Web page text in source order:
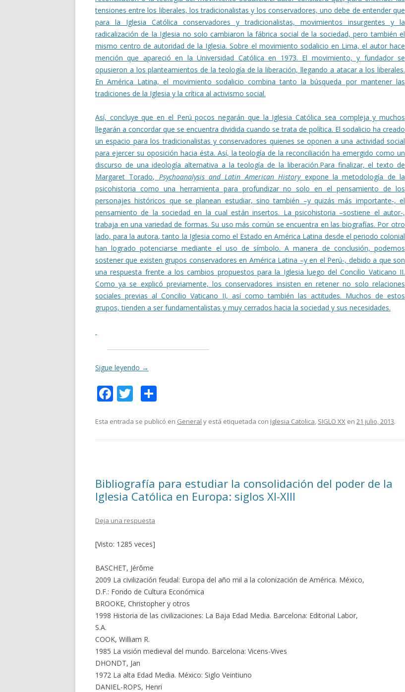
tensiones entre los liberales, los tradicionalistas y los conservadores, uno debe de entender que
para la Iglesia Católica conservadores y tradicionalistas, movimientos insurgentes y la
radicalización de la Iglesia no solo cambiaron la fábrica social de la sociedad, pero también el
mismo centro de autoridad de la Iglesia. Sobre el movimiento sodalicio en Lima, el autor hace
mención que apareció en la Universidad Católica en 1973. El movimiento, y fundador se
opusieron a los planteamientos de la teología de la liberación, llegando a atacar a los liberales.
En América Latina, el movimiento sodalicio combina tanto la búsqueda por mantener las
tradiciones de la Iglesia y la crítica al activismo social.
Así, concluye que en el Perú pocos negarán que la Iglesia Católica sea compleja y muchos
llegarán a concordar que se encuentra dividida cuando se trata de política. El sodalicio ha creado
un espacio para los tradicionalistas y conservadores quienes se oponen a una actividad social
para ejercer su oposición hacia ésta. Así, la teología de la reconciliación ha emergido como un
discurso de una ideología alternativa a la teología de la liberación.Para finalizar, el texto de
Margaret Torado, Psychoanalysis and Latin American Historyexpone la metodología de la
psicohistoria como una herramienta para profundizar no solo en el pensamiento de los
personajes históricos que se planean estudiar, sino también –y quizás más importante-, el
pensamiento de la sociedad en la cual están insertos. La psicohistoria –sostiene el autor-,
trabaja en una variedad de formas. Su uso más común se encuentra en las biografías. Por otro
lado, para la autora, tanto la Iglesia como el Estado en América Latina desde el periodo colonial
han logrado potenciarse mediante el uso de símbolo.A manera de conclusión, podemos
sostener que existen grupos conservadores en América Latina –y en el Perú-, debido a que son
una respuesta frente a los cambios propuestos para la Iglesia luego del Concilio Vaticano II.
Como ya se explicó previamente, los conservadores insisten en retener no solo relaciones
sociales previas al Concilio Vaticano II, así como también las actitudes. Muchos de estos
grupos, tienden a ser fundamentalistas y muy cerrados hacia la sociedad y sus necesidades.
Sigue leyendo →
F
e
k
T
itt m
r
Esta entrada se publicó en General y está etiquetada con Iglesia Catolica, SIGLO XX en 21 julio, 2013.
Bibliografía para estudiar la consolidación del poder de la
Iglesia Católica en Europa: siglos XI-XIII
Deja una respuesta
[Visto: 1285 veces]
BASCHET, Jérôme
2009 La civilización feudal: Europa del año mil a la colonización de América. México,
D.F.: Fondo de Cultura Económica
BROOKE, Christopher y otros
1998 Historia de las civilizaciones: La Baja Edad Media. Barcelona: Editorial Labor,
S.A.
COOK, William R.
1985 La visión medieval del mundo. Barcelona: Vicens-Vives
DHONDT, Jan
1972 La alta Edad Media. México: Siglo Veintiuno
DANIEL-ROPS, Henri